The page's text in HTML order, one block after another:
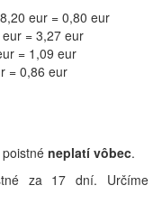
eur = 0,80 eur
= 3,27 eur
= 1,09 eur
= 0,86 eur
neplatí vôbec.
za 17 dní. Určíme